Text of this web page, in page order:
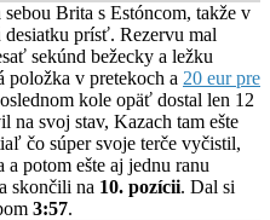
Brita s Estóncom, takže v
prísť. Rezervu mal
sekúnd bežecky a ležku
položka v pretekoch a 20 eur pre
kole opäť dostal len 12
na svoj stav, Kazach tam ešte
čo súper svoje terče vyčistil,
potom ešte aj jednu ranu
skončili na 10. pozícii. Dal si
3:57.